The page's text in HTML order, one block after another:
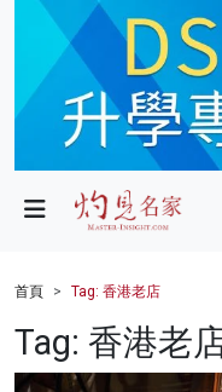
政局
財經
健康
首頁 Tag: 香港老店
Tag: 香港老